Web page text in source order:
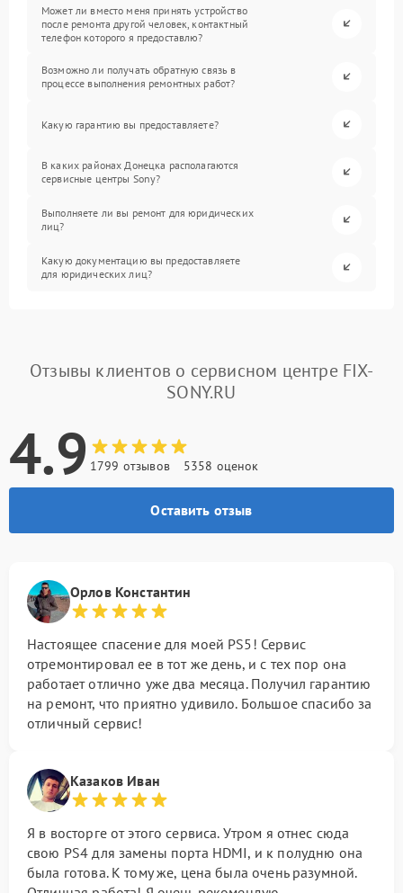
Может ли вместо меня принять устройство
после ремонта другой человек, контактный
телефон которого я предоставлю?
Возможно ли получать обратную связь в
процессе выполнения ремонтных работ?
Какую гарантию вы предоставляете?
В каких районах Донецка располагаются
сервисные центры Sony?
Выполняете ли вы ремонт для юридических
лиц?
Какую документацию вы предоставляете
для юридических лиц?
Отзывы клиентов о сервисном центре FIX-
SONY.RU
4.9 1799 отзывов 5358 оценок
Оставить отзыв
Орлов Константин
Настоящее спасение для моей PS5! Сервис
отремонтировал ее в тот же день, и с тех пор она
работает отлично уже два месяца. Получил гарантию
на ремонт, что приятно удивило. Большое спасибо за
отличный сервис!
Казаков Иван
Я в восторге от этого сервиса. Утром я отнес сюда
свою PS4 для замены порта HDMI, и к полудню она
была готова. К тому же, цена была очень разумной.